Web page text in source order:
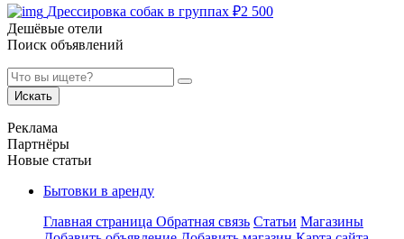
Дрессировка собак в группах ₽2 500
Дешёвые отели
Поиск объявлений
Искать
Реклама
Партнёры
Новые статьи
Бытовки в аренду
Главная страница Обратная связь Статьи Магазины